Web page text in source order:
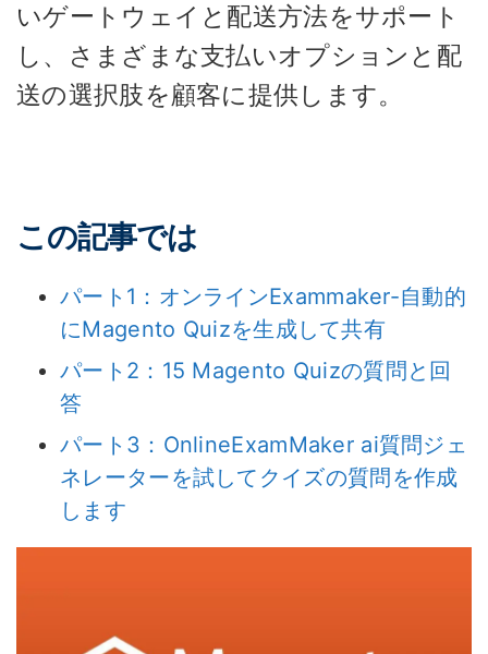
いゲートウェイと配送方法をサポート
し、さまざまな支払いオプションと配
送の選択肢を顧客に提供します。
この記事では
パート1：オンラインExammaker-自動的
にMagento Quizを生成して共有
パート2：15 Magento Quizの質問と回
答
パート3：OnlineExamMaker ai質問ジェ
ネレーターを試してクイズの質問を作成
します